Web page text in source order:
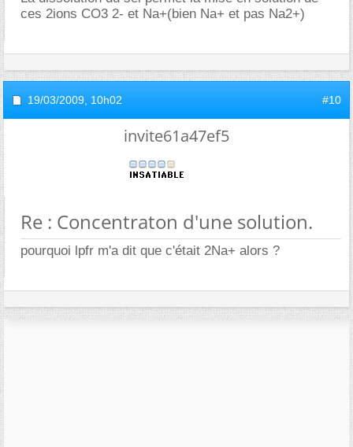
ces 2ions CO3 2- et Na+(bien Na+ et pas Na2+)
19/03/2009, 10h02 #10
invite61a47ef5
Re : Concentraton d'une solution.
pourquoi lpfr m'a dit que c'était 2Na+ alors ?